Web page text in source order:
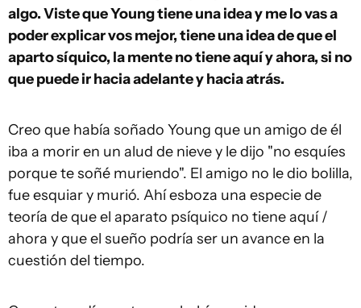
algo. Viste que Young tiene una idea y me lo vas a
poder explicar vos mejor, tiene una idea de que el
aparto síquico, la mente no tiene aquí y ahora, si no
que puede ir hacia adelante y hacia atrás.
Creo que había soñado Young que un amigo de él
iba a morir en un alud de nieve y le dijo "no esquíes
porque te soñé muriendo". El amigo no le dio bolilla,
fue esquiar y murió. Ahí esboza una especie de
teoría de que el aparato psíquico no tiene aquí /
ahora y que el sueño podría ser un avance en la
cuestión del tiempo.